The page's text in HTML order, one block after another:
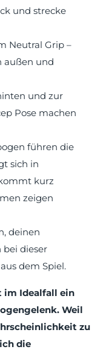
und strecke
Neutral Grip –
außen und
und zur
Pose machen
führen die
sich in
kurz
zeigen
deinen
bei dieser
dem Spiel.
im Idealfall ein
Weil
zu
die